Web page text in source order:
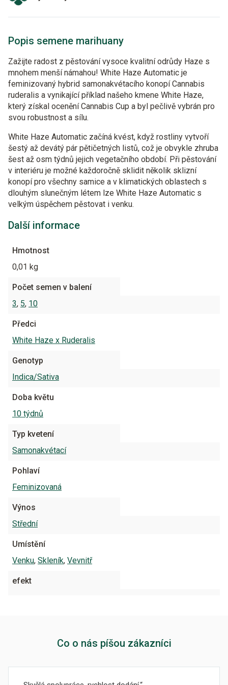
Popis semene marihuany
Zažijte radost z pěstování vysoce kvalitní odrůdy Haze s
mnohem menší námahou! White Haze Automatic je
feminizovaný hybrid samonakvétacího konopí Cannabis
ruderalis a vynikající příklad našeho kmene White Haze,
který získal ocenění Cannabis Cup a byl pečlivě vybrán pro
svou robustnost a sílu.
White Haze Automatic začíná kvést, když rostliny vytvoří
šestý až devátý pár pětičetných listů, což je obvykle zhruba
šest až osm týdnů jejich vegetačního období. Při pěstování
v interiéru je možné každoročně sklidit několik sklizní
konopí pro všechny samice a v klimatických oblastech s
dlouhým slunečným létem lze White Haze Automatic s
velkým úspěchem pěstovat i venku.
Další informace
Hmotnost
0,01 kg
Počet semen v balení
3, 5, 10
Předci
White Haze x Ruderalis
Genotyp
Indica/Sativa
Doba květu
10 týdnů
Typ kvetení
Samonakvétací
Pohlaví
Feminizovaná
Výnos
Střední
Umístění
Venku, Skleník, Vevnitř
efekt
Co o nás píšou zákazníci